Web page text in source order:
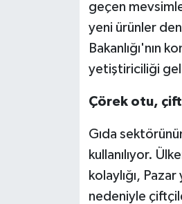
geçen
yeni ürünler
Bakanlığı'nın
yetiştiriciliği
Çörek otu,
Gıda
kullanılıyor.
kolaylığı,
nedeniyle